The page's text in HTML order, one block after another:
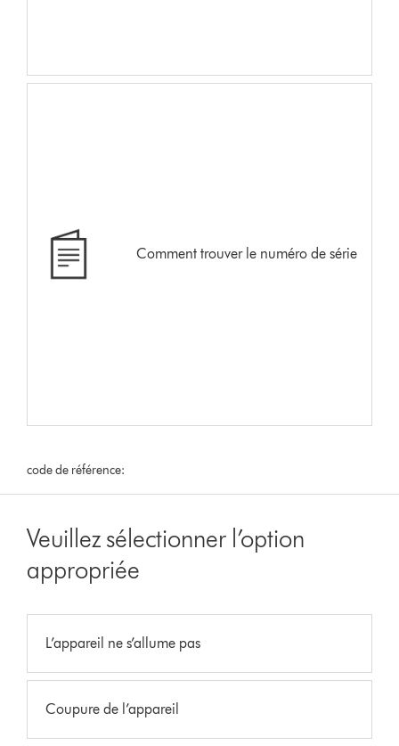
Comment trouver le numéro de série
code de référence:
Veuillez sélectionner l’option
appropriée
L’appareil ne s’allume pas
Coupure de l’appareil